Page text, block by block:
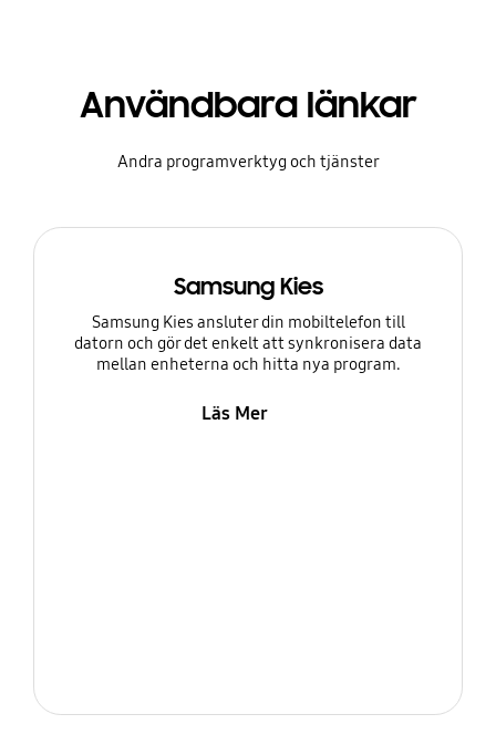
Användbara länkar
Andra programverktyg och tjänster
Samsung Kies
Samsung Kies ansluter din mobiltelefon till
datorn och gör det enkelt att synkronisera data
mellan enheterna och hitta nya program.
Läs Mer